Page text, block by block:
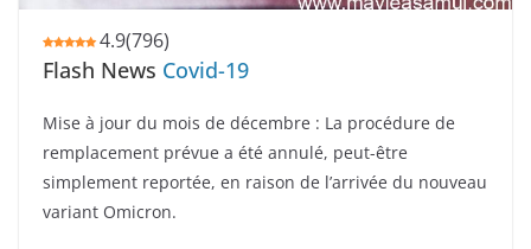
4.9(796)
Flash News Covid-19
Mise à jour du mois de décembre : La procédure de
remplacement prévue a été annulé, peut-être
simplement reportée, en raison de l’arrivée du nouveau
variant Omicron.